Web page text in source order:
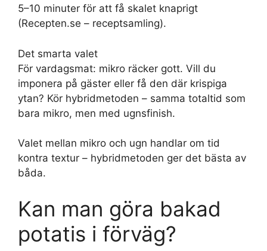
5–10 minuter för att få skalet knaprigt
(Recepten.se – receptsamling).
Det smarta valet
För vardagsmat: mikro räcker gott. Vill du
imponera på gäster eller få den där krispiga
ytan? Kör hybridmetoden – samma totaltid som
bara mikro, men med ugnsfinish.
Valet mellan mikro och ugn handlar om tid
kontra textur – hybridmetoden ger det bästa av
båda.
Kan man göra bakad
potatis i förväg?